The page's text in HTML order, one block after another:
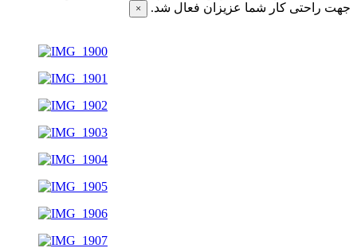
جهت راحتی کار شما عزیزان فعال شد.
×